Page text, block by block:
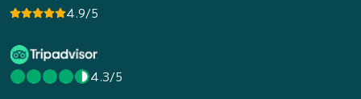
4.9/5
4.3/5